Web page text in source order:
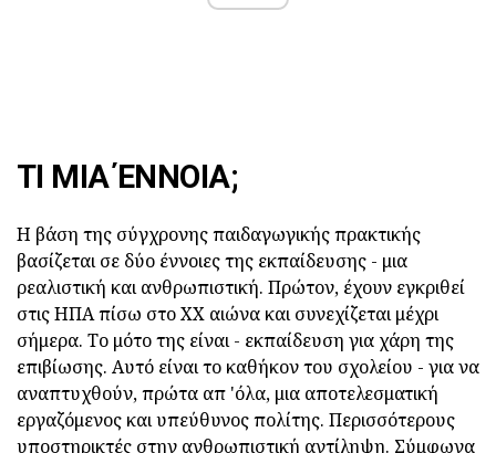
ΤΙ ΜΙΑ ΈΝΝΟΙΑ;
Η βάση της σύγχρονης παιδαγωγικής πρακτικής
βασίζεται σε δύο έννοιες της εκπαίδευσης - μια
ρεαλιστική και ανθρωπιστική. Πρώτον, έχουν εγκριθεί
στις ΗΠΑ πίσω στο ΧΧ αιώνα και συνεχίζεται μέχρι
σήμερα. Το μότο της είναι - εκπαίδευση για χάρη της
επιβίωσης. Αυτό είναι το καθήκον του σχολείου - για να
αναπτυχθούν, πρώτα απ 'όλα, μια αποτελεσματική
εργαζόμενος και υπεύθυνος πολίτης. Περισσότερους
υποστηρικτές στην ανθρωπιστική αντίληψη. Σύμφωνα